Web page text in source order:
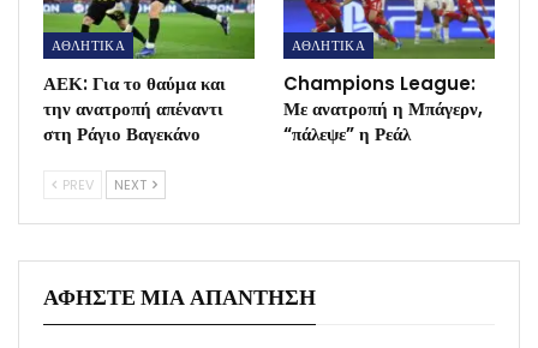
ΑΘΛΗΤΙΚΑ
ΑΕΚ: Για το θαύμα και
την ανατροπή απέναντι
στη Ράγιο Βαγεκάνο
ΑΘΛΗΤΙΚΑ
Champions League:
Με ανατροπή η Μπάγερν,
“πάλεψε” η Ρεάλ
PREV NEXT
ΑΦΉΣΤΕ ΜΙΑ ΑΠΆΝΤΗΣΗ